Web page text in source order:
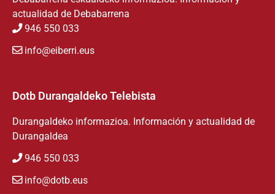
actualidad de Debabarrena
946 550 033
info@eiberri.eus
Dotb Durangaldeko Telebista
Durangaldeko informazioa. Información y actualidad de
Durangaldea
946 550 033
info@dotb.eus